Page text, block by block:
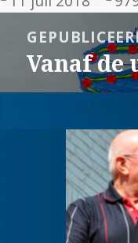
navigatie
Vanaf